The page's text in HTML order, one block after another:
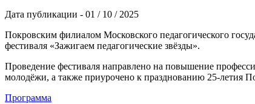
Дата публикации - 01 / 10 / 2025
Покровским филиалом Московского педагогического
фестиваля «Зажигаем педагогические звёзды».
Проведение фестиваля направлено на повышение
молодёжи, а также приурочено к празднованию 25-летия
Программа